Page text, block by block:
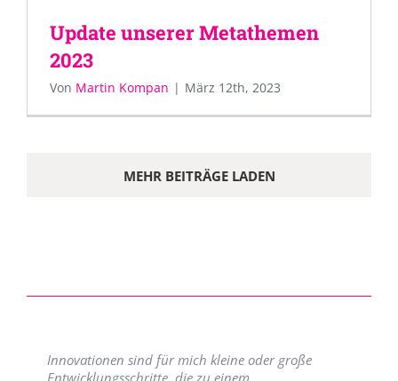
Update unserer Metathemen
2023
Von Martin Kompan | März 12th, 2023
MEHR BEITRÄGE LADEN
Innovationen sind für mich kleine oder große
Entwicklungsschritte, die zu einem